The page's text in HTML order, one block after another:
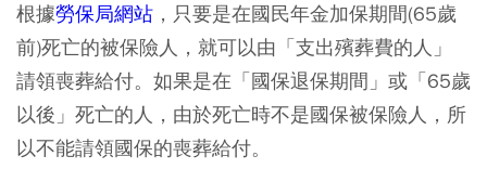
根據勞保局網站 ，只要是在國民年金加保期間(65歲
前)死亡的被保險人，就可以由「支出殯葬費的人」
請領喪葬給付。如果是在「國保退保期間」或「65歲
以後」死亡的人，由於死亡時不是國保被保險人，所
以不能請領國保的喪葬給付。